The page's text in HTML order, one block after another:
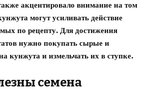
акцентировало внимание на том
могут усиливать действие
по рецепту. Для достижения
нужно покупать сырые и
кунжута и измельчать их в ступке.
семена